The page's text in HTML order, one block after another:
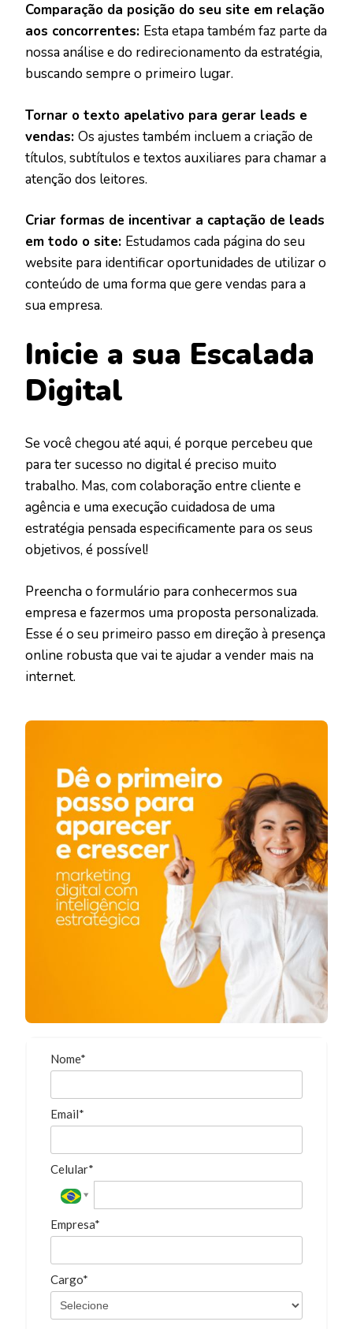
Comparação da posição do seu site em relação
aos concorrentes: Esta etapa também faz parte da
nossa análise e do redirecionamento da estratégia,
buscando sempre o primeiro lugar.
Tornar o texto apelativo para gerar leads e
vendas: Os ajustes também incluem a criação de
títulos, subtítulos e textos auxiliares para chamar a
atenção dos leitores.
Criar formas de incentivar a captação de leads
em todo o site: Estudamos cada página do seu
website para identificar oportunidades de utilizar o
conteúdo de uma forma que gere vendas para a
sua empresa.
Inicie a sua Escalada
Digital
Se você chegou até aqui, é porque percebeu que
para ter sucesso no digital é preciso muito
trabalho. Mas, com colaboração entre cliente e
agência e uma execução cuidadosa de uma
estratégia pensada especificamente para os seus
objetivos, é possível!
Preencha o formulário para conhecermos sua
empresa e fazermos uma proposta personalizada.
Esse é o seu primeiro passo em direção à presença
online robusta que vai te ajudar a vender mais na
internet.
Nome*
Email*
Celular*
Empresa*
Cargo*